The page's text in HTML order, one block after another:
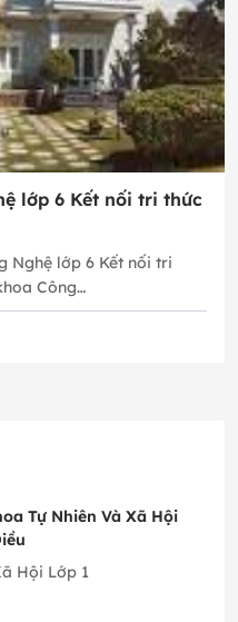
lớp 6 Kết nối tri thức
Nghệ lớp 6 Kết nối tri
Công…
Tự Nhiên Và Xã Hội
Hội Lớp 1